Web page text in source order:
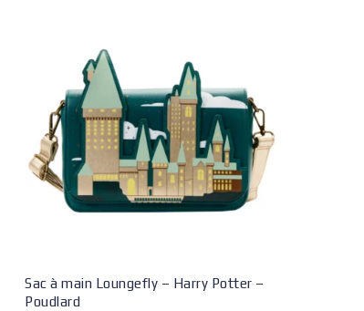
Sac à main Loungefly – Harry Potter –
Poudlard